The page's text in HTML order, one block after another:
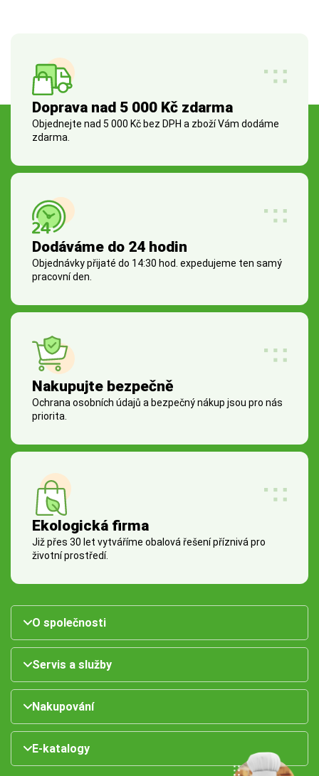
Doprava nad 5 000 Kč zdarma
Objednejte nad 5 000 Kč bez DPH a zboží Vám dodáme
zdarma.
Dodáváme do 24 hodin
Objednávky přijaté do 14:30 hod. expedujeme ten samý
pracovní den.
Nakupujte bezpečně
Ochrana osobních údajů a bezpečný nákup jsou pro nás
priorita.
Ekologická firma
Již přes 30 let vytváříme obalová řešení příznivá pro
životní prostředí.
O společnosti
Servis a služby
Nakupování
E-katalogy